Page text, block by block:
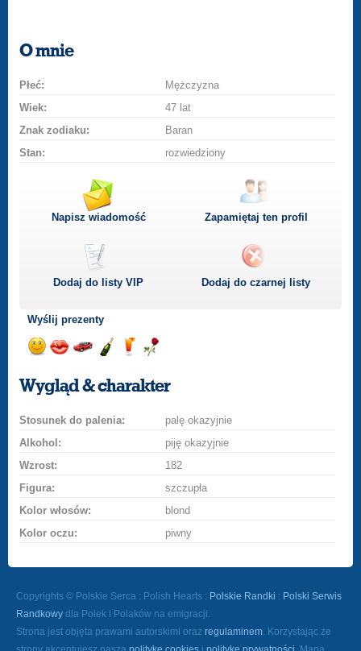
O mnie
Płeć:
Mężczyzna
Wiek:
47 lat
Znak zodiaku:
Baran
Stan:
rozwiedziony
Napisz wiadomość Zapamiętaj ten profil
Dodaj do listyVIP Dodaj do czarnej listy
Wyślij prezenty
uśmiech
buziakasamochodem
szampana
drinka
różę
Wygląd & charakter
Stosunek do palenia:
palę okazyjnie
Alkohol:
piję okazyjnie
Wzrost:
182
Figura:
szczupła
Kolor włosów:
blond
Kolor oczu:
piwny
Copyrights © Polskie Serca : Polish Hearts : Polskie Randki : Polski Serwis
Randkowy dla Polek i Polaków na emigracji.
Strona jest objęta prawami autorskimi oraz regulaminem. Korzystając ze